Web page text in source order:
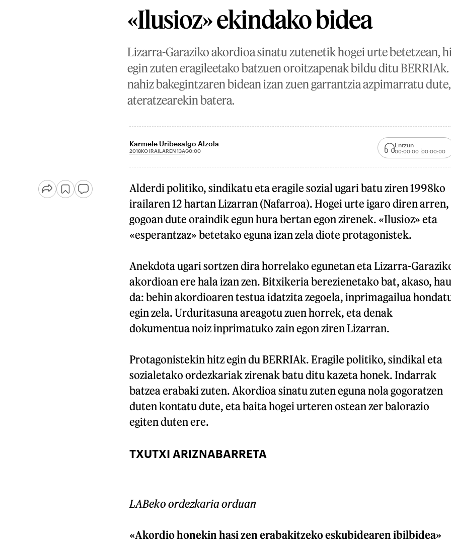
«Ilusioz» ekindako bidea
Lizarra-Garaziko akordioa sinatu zutenetik hogei urte betetzean,
egin zuten eragileetako batzuen oroitzapenak bildu ditu
nahiz bakegintzaren bidean izan zuen garrantzia azpimarratu
ateratzearekin batera.
Karmele Uribesalgo Alzola
2018KO IRAILAREN 13A00:00
Entzun
00:00:00 00:00:00
Alderdi politiko, sindikatu eta eragile sozial ugari batu ziren 1998ko
irailaren 12 hartan Lizarran (Nafarroa). Hogei urte igaro diren arren,
gogoan dute oraindik egun hura bertan egon zirenek. «Ilusioz» eta
«esperantzaz» betetako eguna izan zela diote protagonistek.
Anekdota ugari sortzen dira horrelako egunetan eta Lizarra-
akordioan ere hala izan zen. Bitxikeria berezienetako bat, akaso, hau
da: behin akordioaren testua idatzita zegoela, inprimagailua
egin zela. Urduritasuna areagotu zuen horrek, eta denak
dokumentua noiz inprimatuko zain egon ziren Lizarran.
Protagonistekin hitz egin du BERRIAk. Eragile politiko, sindikal eta
sozialetako ordezkariak zirenak batu ditu kazeta honek. Indarrak
batzea erabaki zuten. Akordioa sinatu zuten eguna nola gogoratzen
duten kontatu dute, eta baita hogei urteren ostean zer balorazio
egiten duten ere.
TXUTXI ARIZNABARRETA
LABeko ordezkaria orduan
«Akordio honekin hasi zen erabakitzeko eskubidearen ibilbidea»